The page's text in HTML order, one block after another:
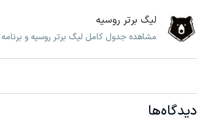
لیگ برتر روسیه
مشاهده جدول کامل لیگ برتر روسیه و
دیدگاه‌ها